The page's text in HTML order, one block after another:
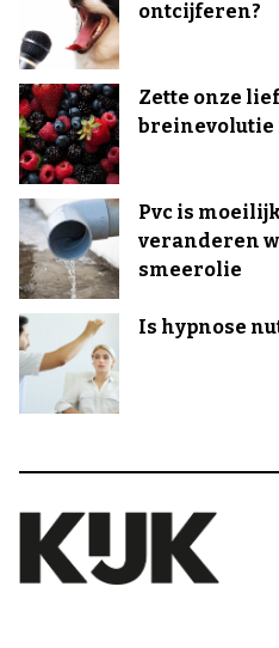
ontcijferen?
Zette onze
breinevolutie
Pvc is
veranderen
smeerolie
Is hypnose